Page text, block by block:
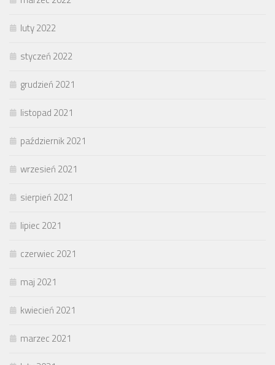
luty 2022
styczeń 2022
grudzień 2021
listopad 2021
październik 2021
wrzesień 2021
sierpień 2021
lipiec 2021
czerwiec 2021
maj 2021
kwiecień 2021
marzec 2021